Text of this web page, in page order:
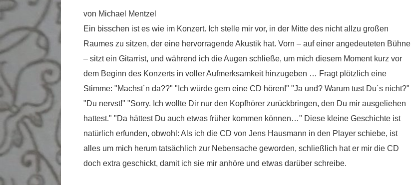
von Michael Mentzel
Ein bisschen ist es wie im Konzert. Ich stelle mir vor, in der Mitte des nicht allzu großen
Raumes zu sitzen, der eine hervorragende Akustik hat. Vorn – auf einer angedeuteten Bühne
– sitzt ein Gitarrist, und während ich die Augen schließe, um mich diesem Moment kurz vor
dem Beginn des Konzerts in voller Aufmerksamkeit hinzugeben … Fragt plötzlich eine
Stimme: "Machst´n da??" "Ich würde gern eine CD hören!" "Ja und? Warum tust Du´s nicht?"
"Du nervst!" "Sorry. Ich wollte Dir nur den Kopfhörer zurückbringen, den Du mir ausgeliehen
hattest." "Da hättest Du auch etwas früher kommen können…" Diese kleine Geschichte ist
natürlich erfunden, obwohl: Als ich die CD von Jens Hausmann in den Player schiebe, ist
alles um mich herum tatsächlich zur Nebensache geworden, schließlich hat er mir die CD
doch extra geschickt, damit ich sie mir anhöre und etwas darüber schreibe.